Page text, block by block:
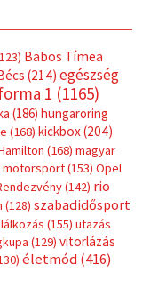
Babos Tímea
(214) egészség
1 (1165)
(186) hungaroring
(168) kickbox(204)
(168) magyar
motorsport(153) Opel
(142) rio
(128) szabadidősport
(155) utazás
(129) vitorlázás
életmód(416)